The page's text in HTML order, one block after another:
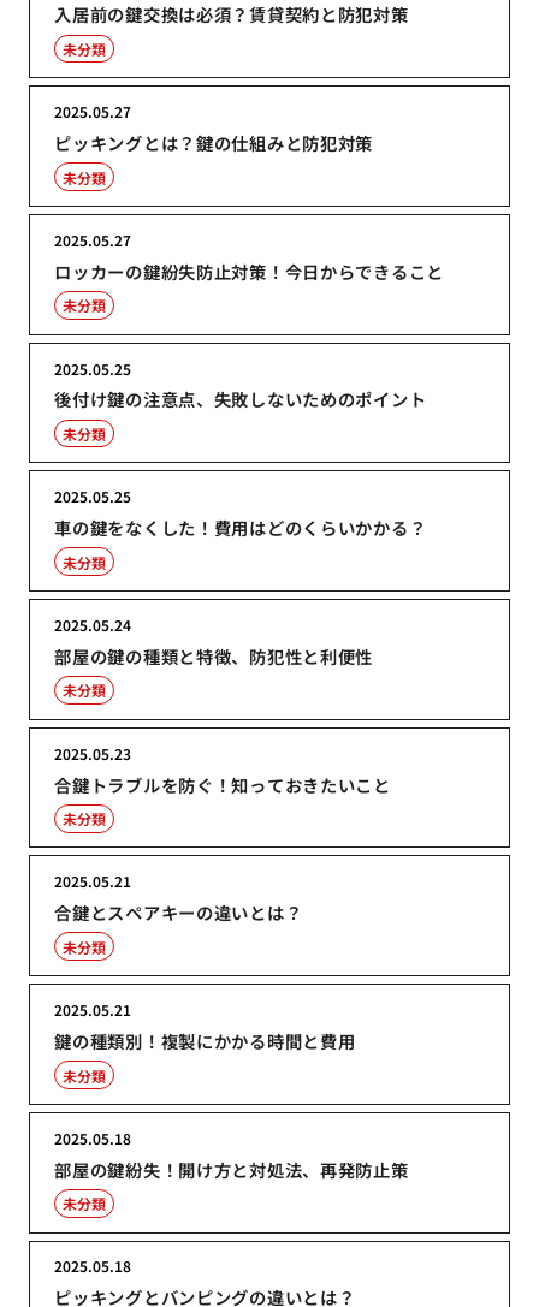
入居前の鍵交換は必須？賃貸契約と防犯対策
未分類
ピッキングとは？鍵の仕組みと防犯対策
2025.05.27
未分類
ロッカーの鍵紛失防止対策！今日からできること
2025.05.27
未分類
後付け鍵の注意点、失敗しないためのポイント
2025.05.25
未分類
車の鍵をなくした！費用はどのくらいかかる？
2025.05.25
未分類
部屋の鍵の種類と特徴、防犯性と利便性
2025.05.24
未分類
合鍵トラブルを防ぐ！知っておきたいこと
2025.05.23
未分類
合鍵とスペアキーの違いとは？
2025.05.21
未分類
鍵の種類別！複製にかかる時間と費用
2025.05.21
未分類
部屋の鍵紛失！開け方と対処法、再発防止策
2025.05.18
未分類
ピッキングとバンピングの違いとは？
2025.05.18